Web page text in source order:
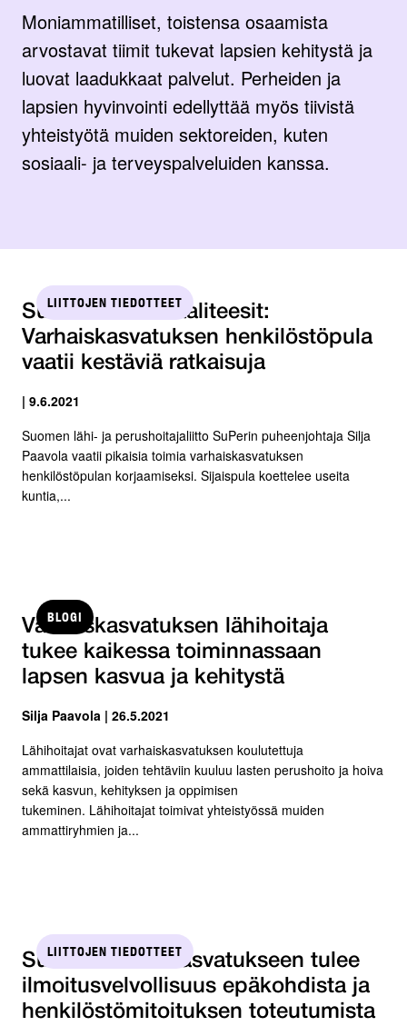
Moniammatilliset, toistensa osaamista
arvostavat tiimit tukevat lapsien kehitystä ja
luovat laadukkaat palvelut. Perheiden ja
lapsien hyvinvointi edellyttää myös tiivistä
yhteistyötä muiden sektoreiden, kuten
sosiaali- ja terveyspalveluiden kanssa.
LIITTOJEN TIEDOTTEET
SuPerin kuntavaaliteesit:
Varhaiskasvatuksen henkilöstöpula
vaatii kestäviä ratkaisuja
| 9.6.2021
Suomen lähi- ja perushoitajaliitto SuPerin puheenjohtaja Silja
Paavola vaatii pikaisia toimia varhaiskasvatuksen
henkilöstöpulan korjaamiseksi. Sijaispula koettelee useita
kuntia,...
BLOGI
Varhaiskasvatuksen lähihoitaja
tukee kaikessa toiminnassaan
lapsen kasvua ja kehitystä
Silja Paavola | 26.5.2021
Lähihoitajat ovat varhaiskasvatuksen koulutettuja
ammattilaisia, joiden tehtäviin kuuluu lasten perushoito ja hoiva
sekä kasvun, kehityksen ja oppimisen
tukeminen. Lähihoitajat toimivat yhteistyössä muiden
ammattiryhmien ja...
LIITTOJEN TIEDOTTEET
SuPer: Varhaiskasvatukseen tulee
ilmoitusvelvollisuus epäkohdista ja
henkilöstömitoituksen toteutumista